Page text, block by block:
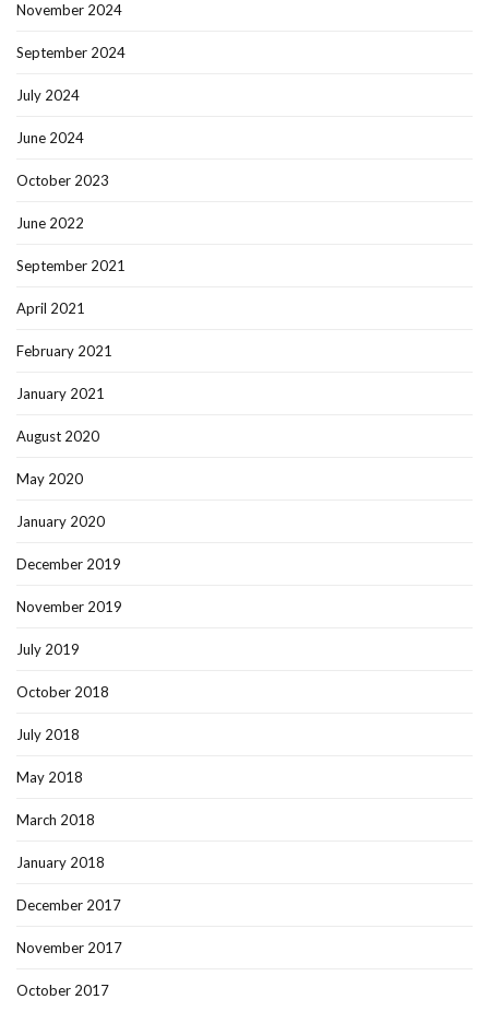
November 2024
September 2024
July 2024
June 2024
October 2023
June 2022
September 2021
April 2021
February 2021
January 2021
August 2020
May 2020
January 2020
December 2019
November 2019
July 2019
October 2018
July 2018
May 2018
March 2018
January 2018
December 2017
November 2017
October 2017